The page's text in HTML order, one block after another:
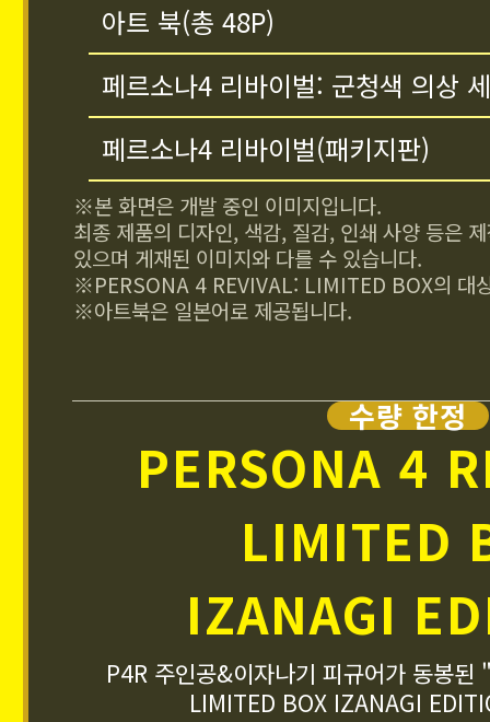
아트 북(총 48P)
페르소나4 리바이벌: 군청색 의상
페르소나4 리바이벌(패키지판)
※본 화면은 개발 중인 이미지입니다.
최종 제품의 디자인, 색감, 질감, 인쇄 사양 등은
있으며 게재된 이미지와 다를 수 있습니다.
※PERSONA 4 REVIVAL: LIMITED BOX의 대
※아트북은 일본어로 제공됩니다.
수량 한정
PERSONA 4
LIMITED
IZANAGI
P4R 주인공&이자나기 피규어가 동봉된
LIMITED BOX IZANAGI